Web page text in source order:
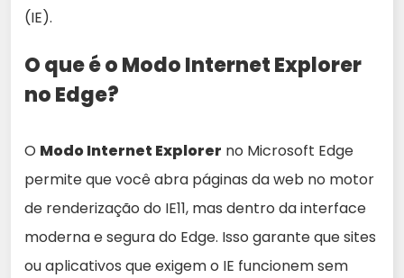
(IE).
O que é o Modo Internet Explorer
no Edge?
O Modo Internet Explorer no Microsoft Edge
permite que você abra páginas da web no motor
de renderização do IE11, mas dentro da interface
moderna e segura do Edge. Isso garante que sites
ou aplicativos que exigem o IE funcionem sem